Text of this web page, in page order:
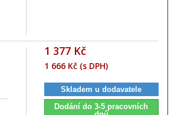
1 377 Kč
1 666 Kč (s DPH)
Skladem u dodavatele
Dodání do 3-5 pracovních